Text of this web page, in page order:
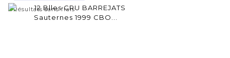
Résultats sans frais